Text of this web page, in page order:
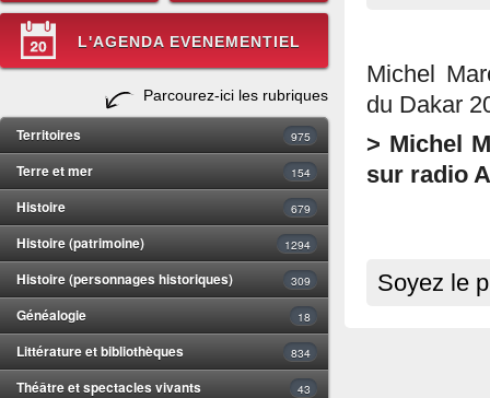
L'AGENDA EVENEMENTIEL
Parcourez-ici les rubriques
Territoires 975
Terre et mer 154
Histoire 679
Histoire (patrimoine) 1294
Histoire (personnages historiques) 309
Généalogie 18
Littérature et bibliothèques 834
Théâtre et spectacles vivants 43
Michel
du Dakar
> Michel
sur radio
Soyez le